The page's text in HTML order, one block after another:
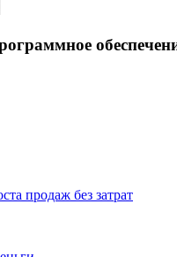
продаж без затрат